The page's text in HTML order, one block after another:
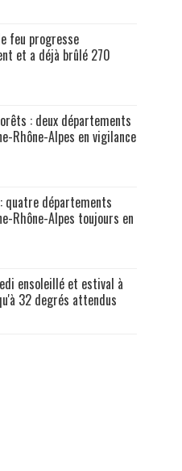
feu progresse
et a déjà brûlé 270
: deux départements
Rhône-Alpes en vigilance
quatre départements
Rhône-Alpes toujours en
ensoleillé et estival à
32 degrés attendus